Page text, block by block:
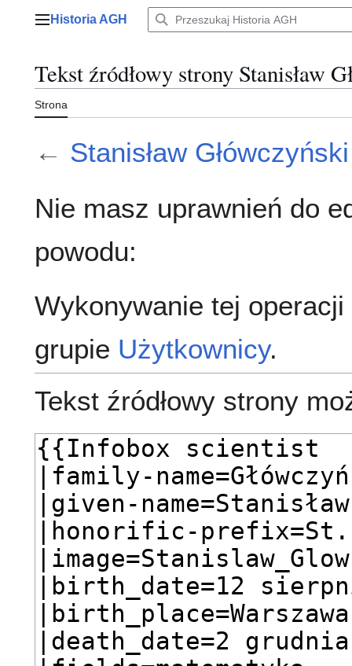
Menu główne
Historia AGH
Tekst źródłowy strony Stanisław
Strona
← Stanisław Główczyński
Nie masz uprawnień do
powodu:
Wykonywanie tej
grupie Użytkownicy.
Tekst źródłowy strony